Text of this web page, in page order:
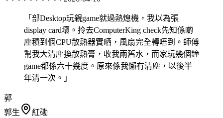
「 部Desktop玩親game就過熱熄機，我以為張
display card壞。拎去ComputerKing check先知係啲
塵積到個CPU散熱器實晒，風扇完全轉唔到。師傅
幫我大清塵換散熱膏，收我兩舊水，而家玩幾個鐘
game都係六十幾度。原來係我懶冇清塵，以後半
年清一次。 」
郭
郭生
紅磡